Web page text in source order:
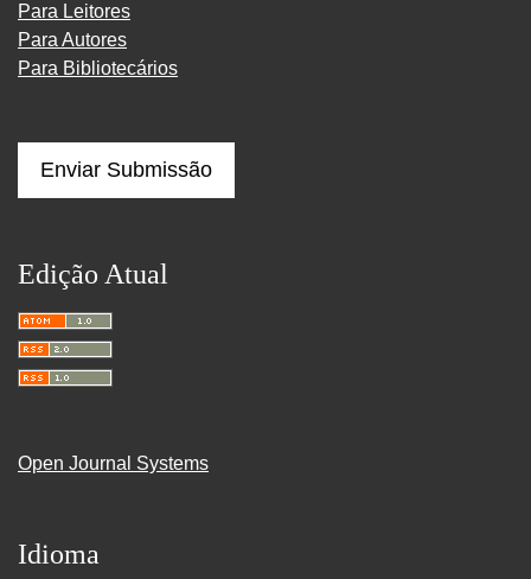
Para Leitores
Para Autores
Para Bibliotecários
Enviar Submissão
Edição Atual
Open Journal Systems
Idioma